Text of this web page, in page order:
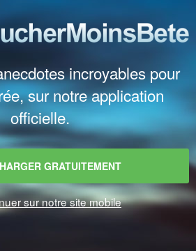
incroyables pour
sur notre application
officielle.
GRATUITEMENT
sur notre site mobile